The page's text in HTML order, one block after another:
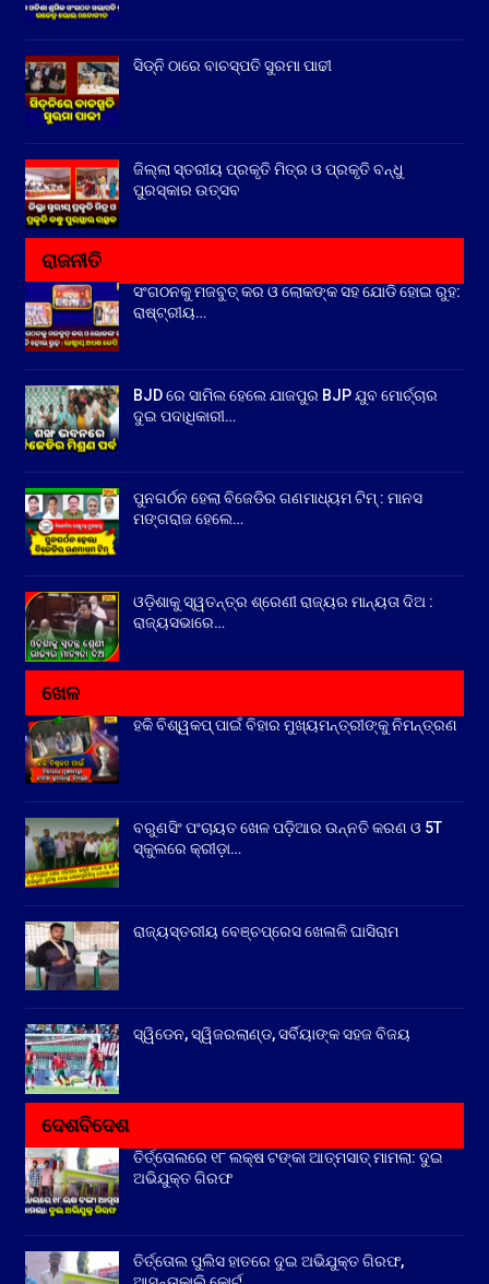
ସିଡ୍‌ନି ଠାରେ ବାଚସ୍ପତି ସୁରମା ପାଢୀ
ଜିଲ୍ଲା ସ୍ତରୀୟ ପ୍ରକୃତି ମିତ୍ର ଓ ପ୍ରକୃତି ବନ୍ଧୁ
ପୁରସ୍କାର ଉତ୍ସବ
ରାଜନୀତି
ସଂଗଠନକୁ ମଜବୁତ୍ କର ଓ ଲୋକଙ୍କ ସହ ଯୋଡି ହୋଇ ରୁହ:
ରାଷ୍ଟ୍ରୀୟ…
BJD ରେ ସାମିଲ ହେଲେ ଯାଜପୁର BJP ଯୁବ ମୋର୍ଚ୍ଚାର
ଦୁଇ ପଦାଧିକାରୀ…
ପୁନଗର୍ଠନ ହେଲା ବିଜେଡିର ଗଣମାଧ୍ୟମ ଟିମ୍ : ମାନସ
ମଙ୍ଗରାଜ ହେଲେ…
ଓଡ଼ିଶାକୁ ସ୍ୱତନ୍ତ୍ର ଶ୍ରେଣୀ ରାଜ୍ୟର ମାନ୍ୟତା ଦିଅ :
ରାଜ୍ୟସଭାରେ…
ଖେଳ
ହକି ବିଶ୍ୱକପ୍ ପାଇଁ ବିହାର ମୁଖ୍ୟମନ୍ତ୍ରୀଙ୍କୁ ନିମନ୍ତ୍ରଣ
ବରୁଣସିଂ ପଂଚାୟତ ଖେଳ ପଡ଼ିଆର ଉନ୍ନତି କରଣ ଓ 5T
ସ୍କୁଲରେ କ୍ରୀଡ଼ା…
ରାଜ୍ୟସ୍ତରୀୟ ବେଞ୍ଚପ୍ରେସ ଖେଳାଳି ଘାସିରାମ
ସ୍ୱିଡେନ, ସ୍ୱିଜରଲାଣ୍ଡ, ସର୍ବିୟାଙ୍କ ସହଜ ବିଜୟ
ଦେଶବିଦେଶ
ତିର୍ତ୍ତୋଲରେ ୧୮ ଲକ୍ଷ ଟଙ୍କା ଆତ୍ମସାତ୍ ମାମଲା: ଦୁଇ
ଅଭିଯୁକ୍ତ ଗିରଫ
ତିର୍ତ୍ତୋଲ ପୁଲିସ ହାତରେ ଦୁଇ ଅଭିଯୁକ୍ତ ଗିରଫ,